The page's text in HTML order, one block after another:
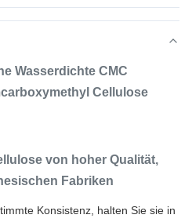
Wasserdichte CMC
Cellulose
von hoher Qualität,
Fabriken
Konsistenz, halten Sie sie in